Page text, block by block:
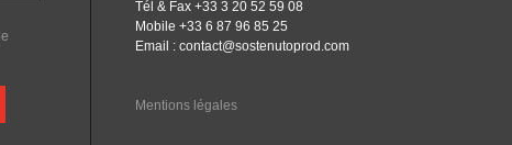
Tél & Fax +33 3 20 52 59 08
Mobile +33 6 87 96 85 25
Email : contact@sostenutoprod.com
Mentions légales